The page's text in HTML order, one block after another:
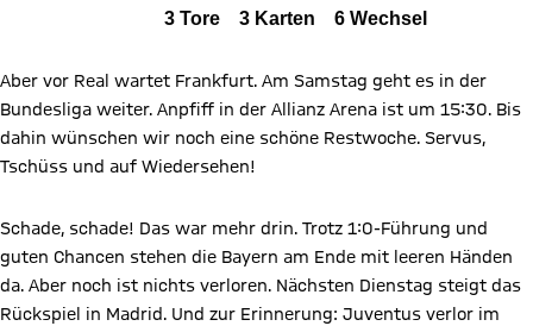
3 Tore 3 Karten 6 Wechsel
Aber vor Real wartet Frankfurt. Am Samstag geht es in der
Bundesliga weiter. Anpfiff in der Allianz Arena ist um 15:30. Bis
dahin wünschen wir noch eine schöne Restwoche. Servus,
Tschüss und auf Wiedersehen!
Schade, schade! Das war mehr drin. Trotz 1:0-Führung und
guten Chancen stehen die Bayern am Ende mit leeren Händen
da. Aber noch ist nichts verloren. Nächsten Dienstag steigt das
Rückspiel in Madrid. Und zur Erinnerung: Juventus verlor im